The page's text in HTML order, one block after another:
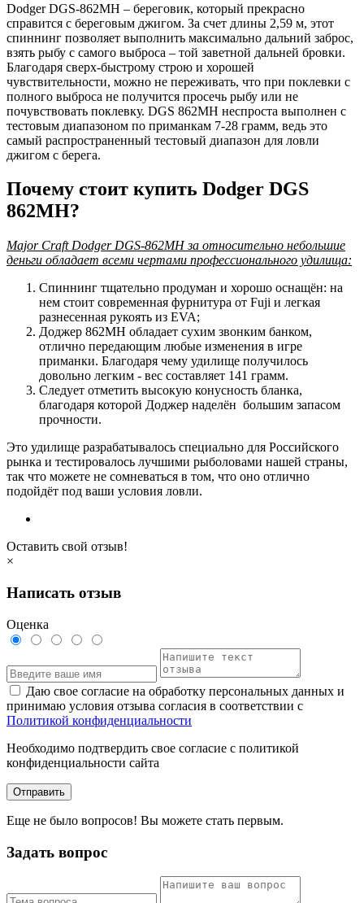
Dodger DGS-862MH – береговик, который прекрасно
справится с береговым джигом. За счет длины 2,59 м, этот
спиннинг позволяет выполнить максимально дальний заброс,
взять рыбу с самого выброса – той заветной дальней бровки.
Благодаря сверх-быстрому строю и хорошей
чувствительности, можно не переживать, что при поклевки с
полного выброса не получится просечь рыбу или не
почувствовать поклевку. DGS 862MH неспроста выполнен с
тестовым диапазоном по приманкам 7-28 грамм, ведь это
самый распространенный тестовый диапазон для ловли
джигом с берега.
Почему стоит купить Dodger DGS
862MH?
Major Craft Dodger DGS-862MH за относительно небольшие
деньги обладает всеми чертами профессионального удилища:
Спиннинг тщательно продуман и хорошо оснащён: на
нем стоит современная фурнитура от Fuji и легкая
разнесенная рукоять из EVA;
Доджер 862MH обладает сухим звонким банком,
отлично передающим любые изменения в игре
приманки. Благодаря чему удилище получилось
довольно легким - вес составляет 141 грамм.
Следует отметить высокую конусность бланка,
благодаря которой Доджер наделён большим запасом
прочности.
Это удилище разрабатывалось специально для Российского
рынка и тестировалось лучшими рыболовами нашей страны,
так что можете не сомневаться в том, что оно отлично
подойдёт под ваши условия ловли.
Оставить свой отзыв!
×
Написать отзыв
Оценка
Даю свое согласие на обработку персональных данных и
принимаю условия отзыва согласия в соответствии с
Политикой конфиденциальности
Необходимо подтвердить свое согласие с политикой
конфиденциальности сайта
Отправить
Еще не было вопросов! Вы можете стать первым.
Задать вопрос